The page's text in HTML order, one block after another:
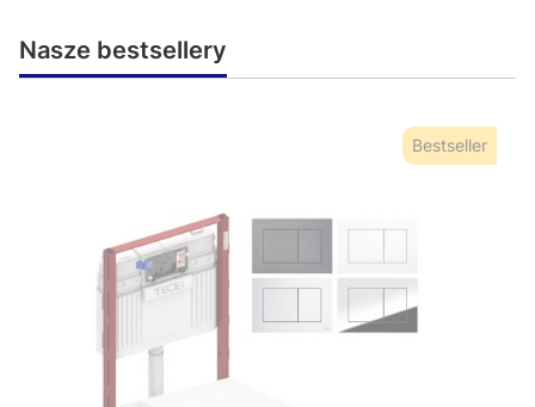
Nasze bestsellery
Bestseller